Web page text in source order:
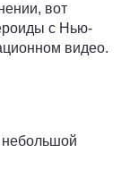
вот
с Нью-
видео.
небольшой